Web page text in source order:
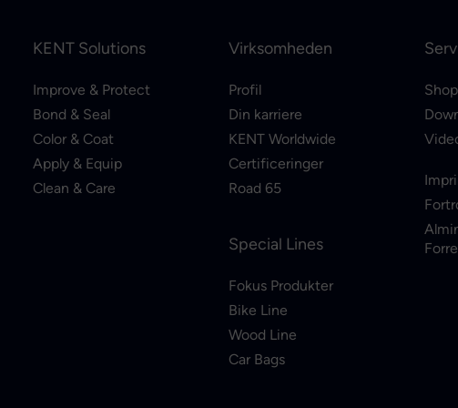
KENT Solutions
Improve & Protect
Bond & Seal
Color & Coat
Apply & Equip
Clean & Care
Virksomheden
Profil
Din karriere
KENT Worldwide
Certificeringer
Road 65
Special Lines
Fokus Produkter
Bike Line
Wood Line
Car Bags
Shop